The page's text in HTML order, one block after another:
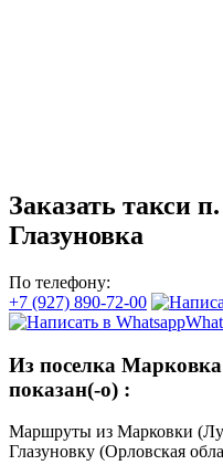
Заказать такси
Глазуновка
По телефону:
+7 (927) 890-72-00
Из поселка Марковка
показан(-о) :
Маршруты из Марковки
Глазуновку (Орловская